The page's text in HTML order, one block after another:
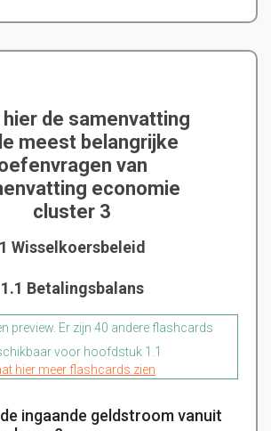
hier de samenvatting
meest belangrijke
van
economie
cluster 3
1 Wisselkoersbeleid
1.1 Betalingsbalans
preview. Er zijn 40 andere flashcards
voor hoofdstuk 1.1
hier meer flashcards zien
ingaande geldstroom vanuit